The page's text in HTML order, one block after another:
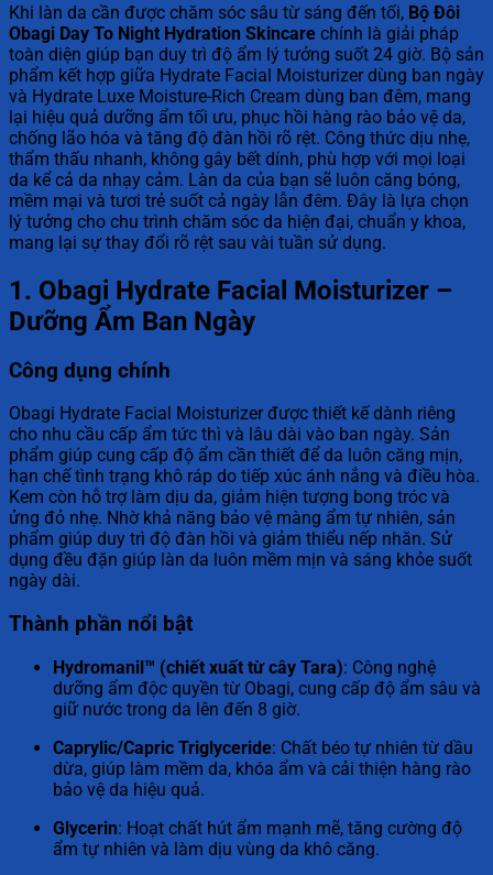
Khi làn da cần được chăm sóc sâu từ sáng đến tối, Bộ Đôi
Obagi Day To Night Hydration Skincare chính là giải pháp
toàn diện giúp bạn duy trì độ ẩm lý tưởng suốt 24 giờ. Bộ sản
phẩm kết hợp giữa Hydrate Facial Moisturizer dùng ban ngày
và Hydrate Luxe Moisture-Rich Cream dùng ban đêm, mang
lại hiệu quả dưỡng ẩm tối ưu, phục hồi hàng rào bảo vệ da,
chống lão hóa và tăng độ đàn hồi rõ rệt. Công thức dịu nhẹ,
thẩm thấu nhanh, không gây bết dính, phù hợp với mọi loại
da kể cả da nhạy cảm. Làn da của bạn sẽ luôn căng bóng,
mềm mại và tươi trẻ suốt cả ngày lẫn đêm. Đây là lựa chọn
lý tưởng cho chu trình chăm sóc da hiện đại, chuẩn y khoa,
mang lại sự thay đổi rõ rệt sau vài tuần sử dụng.
1. Obagi Hydrate Facial Moisturizer –
Dưỡng Ẩm Ban Ngày
Công dụng chính
Obagi Hydrate Facial Moisturizer được thiết kế dành riêng
cho nhu cầu cấp ẩm tức thì và lâu dài vào ban ngày. Sản
phẩm giúp cung cấp độ ẩm cần thiết để da luôn căng mịn,
hạn chế tình trạng khô ráp do tiếp xúc ánh nắng và điều hòa.
Kem còn hỗ trợ làm dịu da, giảm hiện tượng bong tróc và
ửng đỏ nhẹ. Nhờ khả năng bảo vệ màng ẩm tự nhiên, sản
phẩm giúp duy trì độ đàn hồi và giảm thiểu nếp nhăn. Sử
dụng đều đặn giúp làn da luôn mềm mịn và sáng khỏe suốt
ngày dài.
Thành phần nổi bật
Hydromanil™ (chiết xuất từ cây Tara): Công nghệ
dưỡng ẩm độc quyền từ Obagi, cung cấp độ ẩm sâu và
giữ nước trong da lên đến 8 giờ.
Caprylic/Capric Triglyceride: Chất béo tự nhiên từ dầu
dừa, giúp làm mềm da, khóa ẩm và cải thiện hàng rào
bảo vệ da hiệu quả.
Glycerin: Hoạt chất hút ẩm mạnh mẽ, tăng cường độ
ẩm tự nhiên và làm dịu vùng da khô căng.